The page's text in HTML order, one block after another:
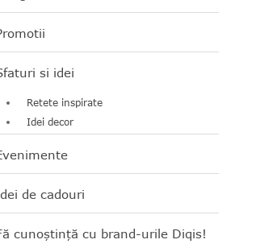
si idei
Retete inspirate
Idei decor
de cadouri
cunoștință cu brand-urile Diqis!